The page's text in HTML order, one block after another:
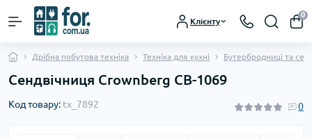
Клієнту
0
Дрібна побутова техніка Техніка для кухні Бутербродниці та
Сендвічниця Crownberg СВ-1069
Код товару: tx_7892 0